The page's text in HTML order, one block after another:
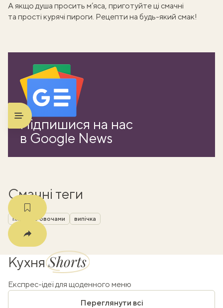
А якщо душа просить м’яса, приготуйте ці смачні
та прості курячі пироги. Рецепти на будь-який смак!
Підпишися на нас
в Google News
Смачні теги
пироги з овочами випічка
КухняShorts
Експрес-ідеї для щоденного меню
Переглянути всі